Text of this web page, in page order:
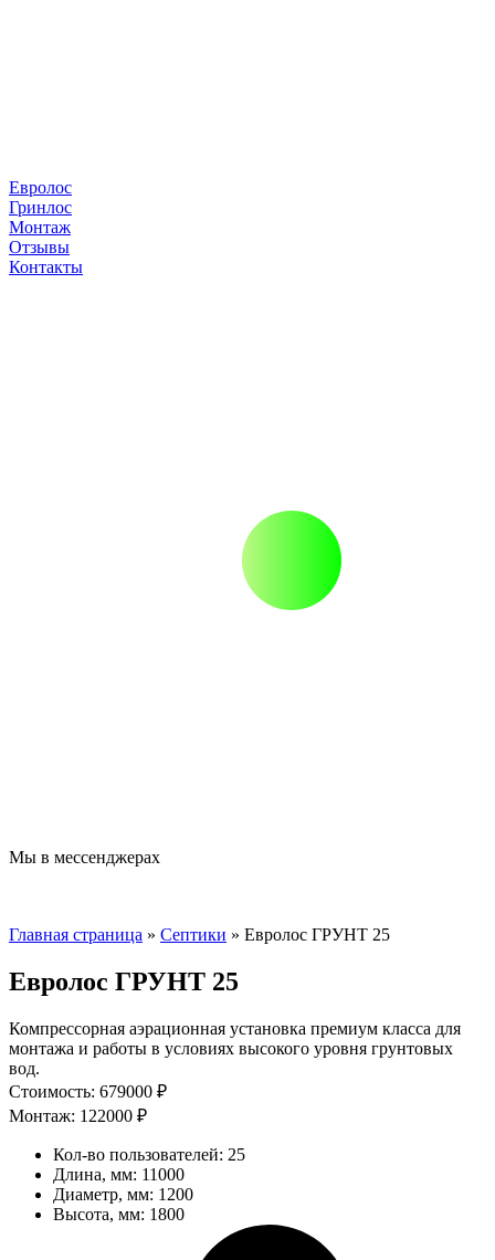
Евролос
Гринлос
Монтаж
Отзывы
Контакты
Мы в мессенджерах
Главная страница » Септики » Евролос ГРУНТ 25
Евролос ГРУНТ 25
Компрессорная аэрационная установка премиум класса для
монтажа и работы в условиях высокого уровня грунтовых
вод.
Стоимость: 679000 ₽
Монтаж: 122000 ₽
Кол-во пользователей: 25
Длина, мм: 11000
Диаметр, мм: 1200
Высота, мм: 1800